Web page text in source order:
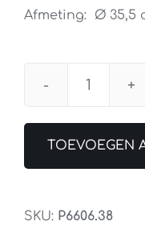
Afmeting: Ø 35,5
Zwart
35,5CM
TOEVOEGEN
SKU: P6606.38